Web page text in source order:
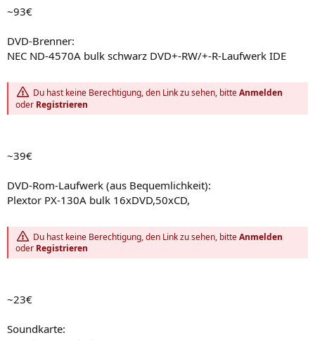
~93€
DVD-Brenner:
NEC ND-4570A bulk schwarz DVD+-RW/+-R-Laufwerk IDE
Du hast keine Berechtigung, den Link zu sehen, bitteAnmelden
oder Registrieren
~39€
DVD-Rom-Laufwerk (aus Bequemlichkeit):
Plextor PX-130A bulk 16xDVD,50xCD,
Du hast keine Berechtigung, den Link zu sehen, bitteAnmelden
oder Registrieren
~23€
Soundkarte: